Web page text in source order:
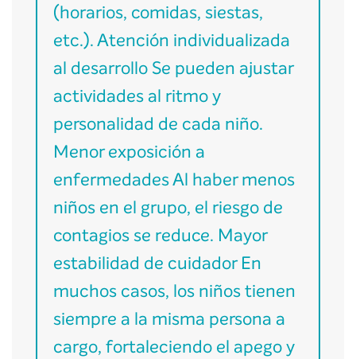
(horarios, comidas, siestas,
etc.). Atención individualizada
al desarrollo Se pueden ajustar
actividades al ritmo y
personalidad de cada niño.
Menor exposición a
enfermedades Al haber menos
niños en el grupo, el riesgo de
contagios se reduce. Mayor
estabilidad de cuidador En
muchos casos, los niños tienen
siempre a la misma persona a
cargo, fortaleciendo el apego y